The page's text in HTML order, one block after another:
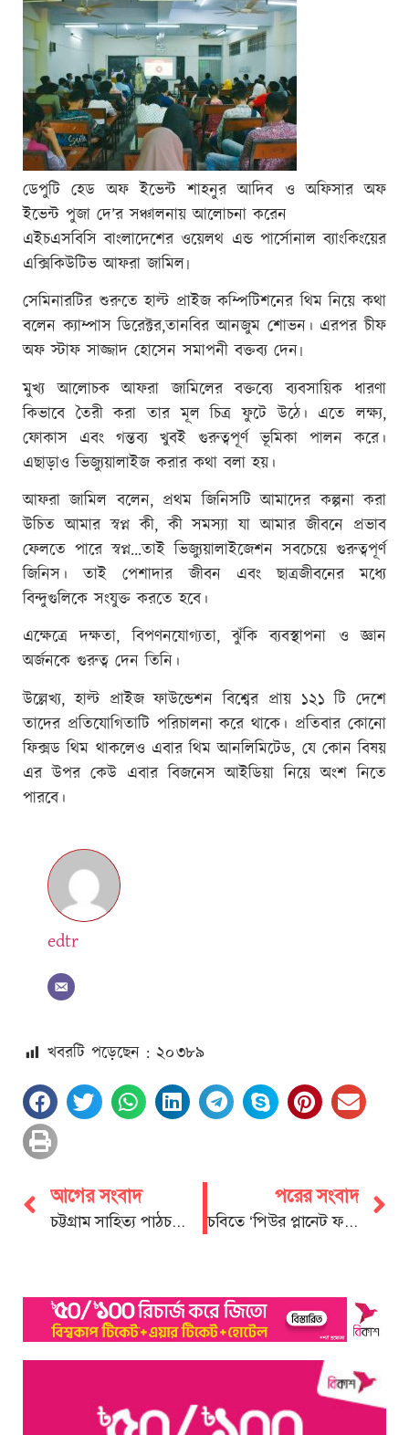
ডেপুটি হেড অফ ইভেন্ট শাহনুর আদিব ও অফিসার অফ
ইভেন্ট পুজা দে’র সঞ্চালনায় আলোচনা করেন
এইচএসবিসি বাংলাদেশের ওয়েলথ এন্ড পার্সোনাল ব্যাংকিংয়ের
এক্সিকিউটিভ আফরা জামিল৷
সেমিনারটির শুরুতে হাল্ট প্রাইজ কম্পিটিশনের থিম নিয়ে কথা
বলেন ক্যাম্পাস ডিরেক্টর,তানবির আনজুম শোভন। এরপর চীফ
অফ স্টাফ সাজ্জাদ হোসেন সমাপনী বক্তব্য দেন৷
মুখ্য আলোচক আফরা জামিলের বক্তব্যে ব্যবসায়িক ধারণা
কিভাবে তৈরী করা তার মূল চিত্র ফুটে উঠে। এতে লক্ষ্য,
ফোকাস এবং গন্তব্য খুবই গুরুত্বপূর্ণ ভূমিকা পালন করে।
এছাড়াও ভিজ্যুয়ালাইজ করার কথা বলা হয়।
আফরা জামিল বলেন, প্রথম জিনিসটি আমাদের কল্পনা করা
উচিত আমার স্বপ্ন কী, কী সমস্যা যা আমার জীবনে প্রভাব
ফেলতে পারে স্বপ্ন…তাই ভিজ্যুয়ালাইজেশন সবচেয়ে গুরুত্বপূর্ণ
জিনিস। তাই পেশাদার জীবন এবং ছাত্রজীবনের মধ্যে
বিন্দুগুলিকে সংযুক্ত করতে হবে।
এক্ষেত্রে দক্ষতা, বিপণনযোগ্যতা, ঝুঁকি ব্যবস্থাপনা ও জ্ঞান
অর্জনকে গুরুত্ব দেন তিনি।
উল্লেখ্য, হাল্ট প্রাইজ ফাউন্ডেশন বিশ্বের প্রায় ১২১ টি দেশে
তাদের প্রতিযোগিতাটি পরিচালনা করে থাকে। প্রতিবার কোনো
ফিক্সড থিম থাকলেও এবার থিম আনলিমিটেড, যে কোন বিষয়
এর উপর কেউ এবার বিজনেস আইডিয়া নিয়ে অংশ নিতে
পারবে।
edtr
খবরটি পড়েছেন : ২০৩৮৯
আগের সংবাদ
চট্টগ্রাম সাহিত্য পাঠচক্রের শারদবস্ত্র বিতরণ
পরের সংবাদ
চবিতে ‘পিউর প্লানেট ফর লাইফ’ পরিবেশবাদী সংগঠনের যাত্রা শুরু